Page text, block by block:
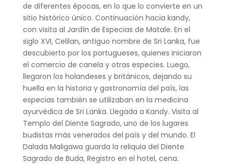
de diferentes épocas, en lo que lo convierte en un
sitio histórico único. Continuación hacia kandy,
con visita al Jardín de Especias de Matale. En el
siglo XVI, Celilan, antiguo nombre de Sri Lanka, fue
descubierto por los portugueses, quienes iniciaron
el comercio de canela y otras especies. Luego,
llegaron los holandeses y británicos, dejando su
huella en la historia y gastronomía del país, las
especias también se utilizaban en la medicina
ayurvédica de Sri Lanka. Llegada a Kandy. Visita al
Templo del Diente Sagrado, uno de los lugares
budistas más venerados del país y del mundo. El
Dalada Maligawa guarda la reliquia del Diente
Sagrado de Buda, Registro en el hotel, cena.